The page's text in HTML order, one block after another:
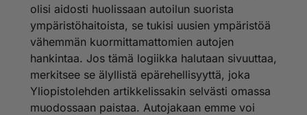
olisi aidosti huolissaan autoilun suorista
ympäristöhaitoista, se tukisi uusien ympäristöä
vähemmän kuormittamattomien autojen
hankintaa. Jos tämä logiikka halutaan sivuuttaa,
merkitsee se älyllistä epärehellisyyttä, joka
Yliopistolehden artikkelissakin selvästi omassa
muodossaan paistaa. Autojakaan emme voi